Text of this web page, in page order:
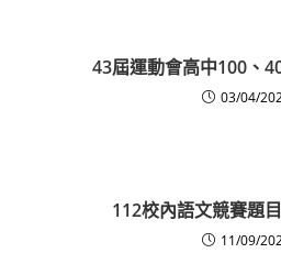
43屆運動會高中100、
03/04/
112校內語文競賽題
11/09/